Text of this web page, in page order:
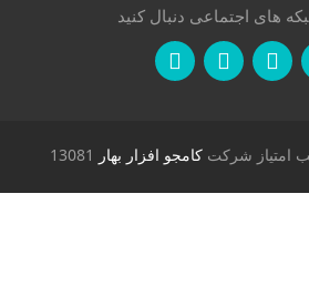
های اجتماعی دنبال کنید
امتیاز شرکتکامجو افزار بهار13081